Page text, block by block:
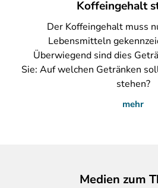
Koffeingehalt
DerKoffeingehalt muss
Lebensmitteln
Überwiegend sind dies
Sie: Auf welchen Getränken
stehen?
mehr
Medien zum